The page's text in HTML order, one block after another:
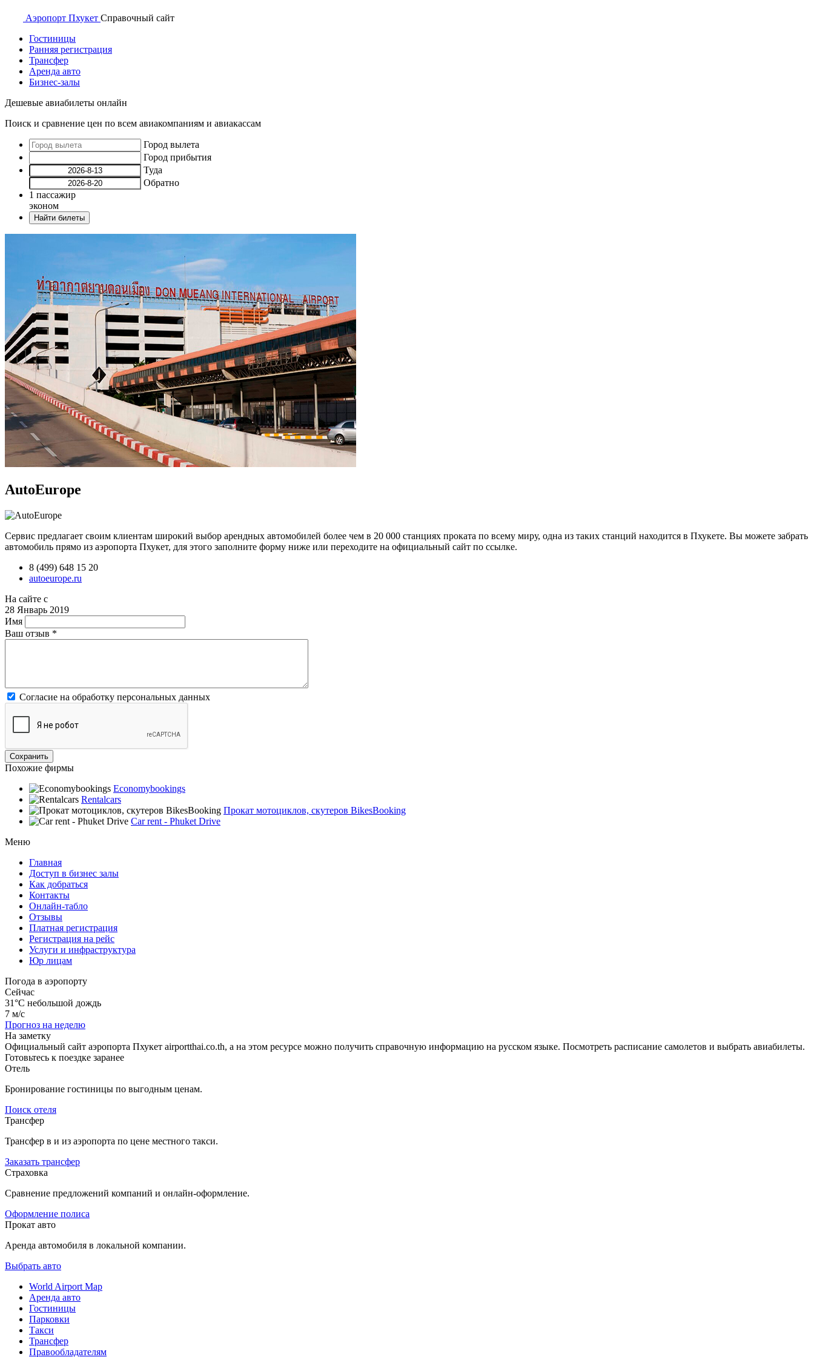
Аэропорт Пхукет Справочный сайт
Гостиницы
Ранняя регистрация
Трансфер
Аренда авто
Бизнес-залы
Дешевые авиабилеты онлайн
Поиск и сравнение цен по всем авиакомпаниям и авиакассам
Город вылета
Город прибытия
Туда
Обратно
1 пассажир
эконом
Найти билеты
AutoEurope
Сервис предлагает своим клиентам широкий выбор арендных автомобилей более чем в 20 000 станциях проката по всему миру, одна из таких станций находится в Пхукете. Вы можете забрать
автомобиль прямо из аэропорта Пхукет, для этого заполните форму ниже или переходите на официальный сайт по ссылке.
8 (499) 648 15 20
autoeurope.ru
На сайте с
28 Январь 2019
Имя
Ваш отзыв *
Согласие на обработку персональных данных
Похожие фирмы
Economybookings
Rentalcars
Прокат мотоциклов, скутеров BikesBooking
Car rent - Phuket Drive
Меню
Главная
Доступ в бизнес залы
Как добраться
Контакты
Онлайн-табло
Отзывы
Платная регистрация
Регистрация на рейс
Услуги и инфраструктура
Юр лицам
Погода в аэропорту
Сейчас
31°C небольшой дождь
7 м/с
Прогноз на неделю
На заметку
Официальный сайт аэропорта Пхукет airportthai.co.th, а на этом ресурсе можно получить справочную информацию на русском языке. Посмотреть расписание самолетов и выбрать авиабилеты.
Готовьтесь к поездке заранее
Отель
Бронирование гостиницы по выгодным ценам.
Поиск отеля
Трансфер
Трансфер в и из аэропорта по цене местного такси.
Заказать трансфер
Страховка
Сравнение предложений компаний и онлайн-оформление.
Оформление полиса
Прокат авто
Аренда автомобиля в локальной компании.
Выбрать авто
World Airport Map
Аренда авто
Гостиницы
Парковки
Такси
Трансфер
Правообладателям